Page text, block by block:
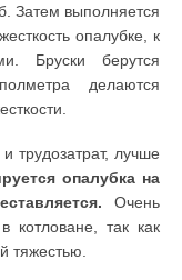
Затем выполняется
опалубке, к
Бруски берутся
делаются
трудозатрат, лучше
опалубка на
Очень
котловане, так как
тяжестью.